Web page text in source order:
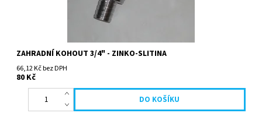
ZAHRADNÍ KOHOUT 3/4" - ZINKO-SLITINA
66,12 Kč bez DPH
80 Kč